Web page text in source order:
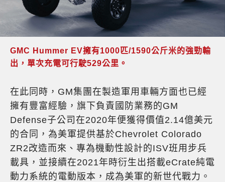
GMC Hummer EV擁有1000匹/1590公斤米的強勁輸
出，單次充電可行駛529公里。
在此同時，GM集團在製造軍用車輛方面也已經
擁有豐富經驗，旗下負責國防業務的GM
Defense子公司在2020年便獲得價值2.14億美元
的合同，為美軍提供基於Chevrolet Colorado
ZR2改造而來、專為機動性設計的ISV班用步兵
載具，並接續在2021年時衍生出搭載eCrate純電
動力系統的電動版本，成為美軍的新世代戰力。